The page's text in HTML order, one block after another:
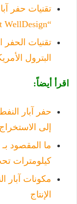
تقنيات حفر
“Oliasoft WellDesign”
تقنيات الحفر
البترول
اقرأ أيضاً:
إلى الاستخراج
كيلومترات
الإنتاج